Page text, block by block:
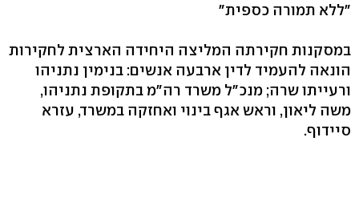
"ללא תמורה כספית"
במסקנות חקירתה המליצה היחידה הארצית לחקירות
הונאה להעמיד לדין ארבעה אנשים: בנימין נתניהו
ורעייתו שרה; מנכ"ל משרד רה"מ בתקופת נתניהו,
משה ליאון, וראש אגף בינוי ואחזקה במשרד, עזרא
סיידוף.